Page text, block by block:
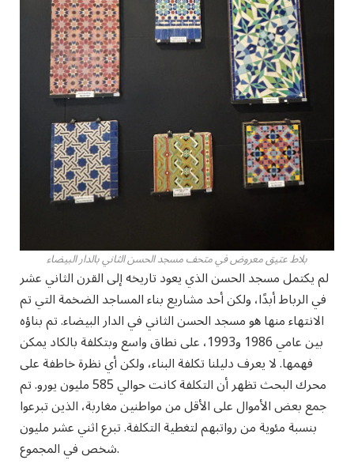
بلاط عتيق معروض في متحف مسجد الحسن الثاني بالدار البيضاء
لم يكتمل مسجد الحسن الذي يعود تاريخه إلى القرن الثاني عشر
في الرباط أبدًا، ولكن أحد مشاريع بناء المساجد الضخمة التي تم
الانتهاء منها هو مسجد الحسن الثاني في الدار البيضاء. تم بناؤه
بين عامي 1986 و1993، على نطاق واسع وبتكلفة بالكاد يمكن
فهمها. لا يعرف دليلنا تكلفة البناء، ولكن أي نظرة خاطفة على
محرك البحث تظهر أن التكلفة كانت حوالي 585 مليون يورو. تم
جمع بعض الأموال على الأقل من مواطنين مغاربة، الذين تبرعوا
بنسبة مئوية من رواتبهم لتغطية التكلفة. تبرع اثني عشر مليون
شخص في المجموع.